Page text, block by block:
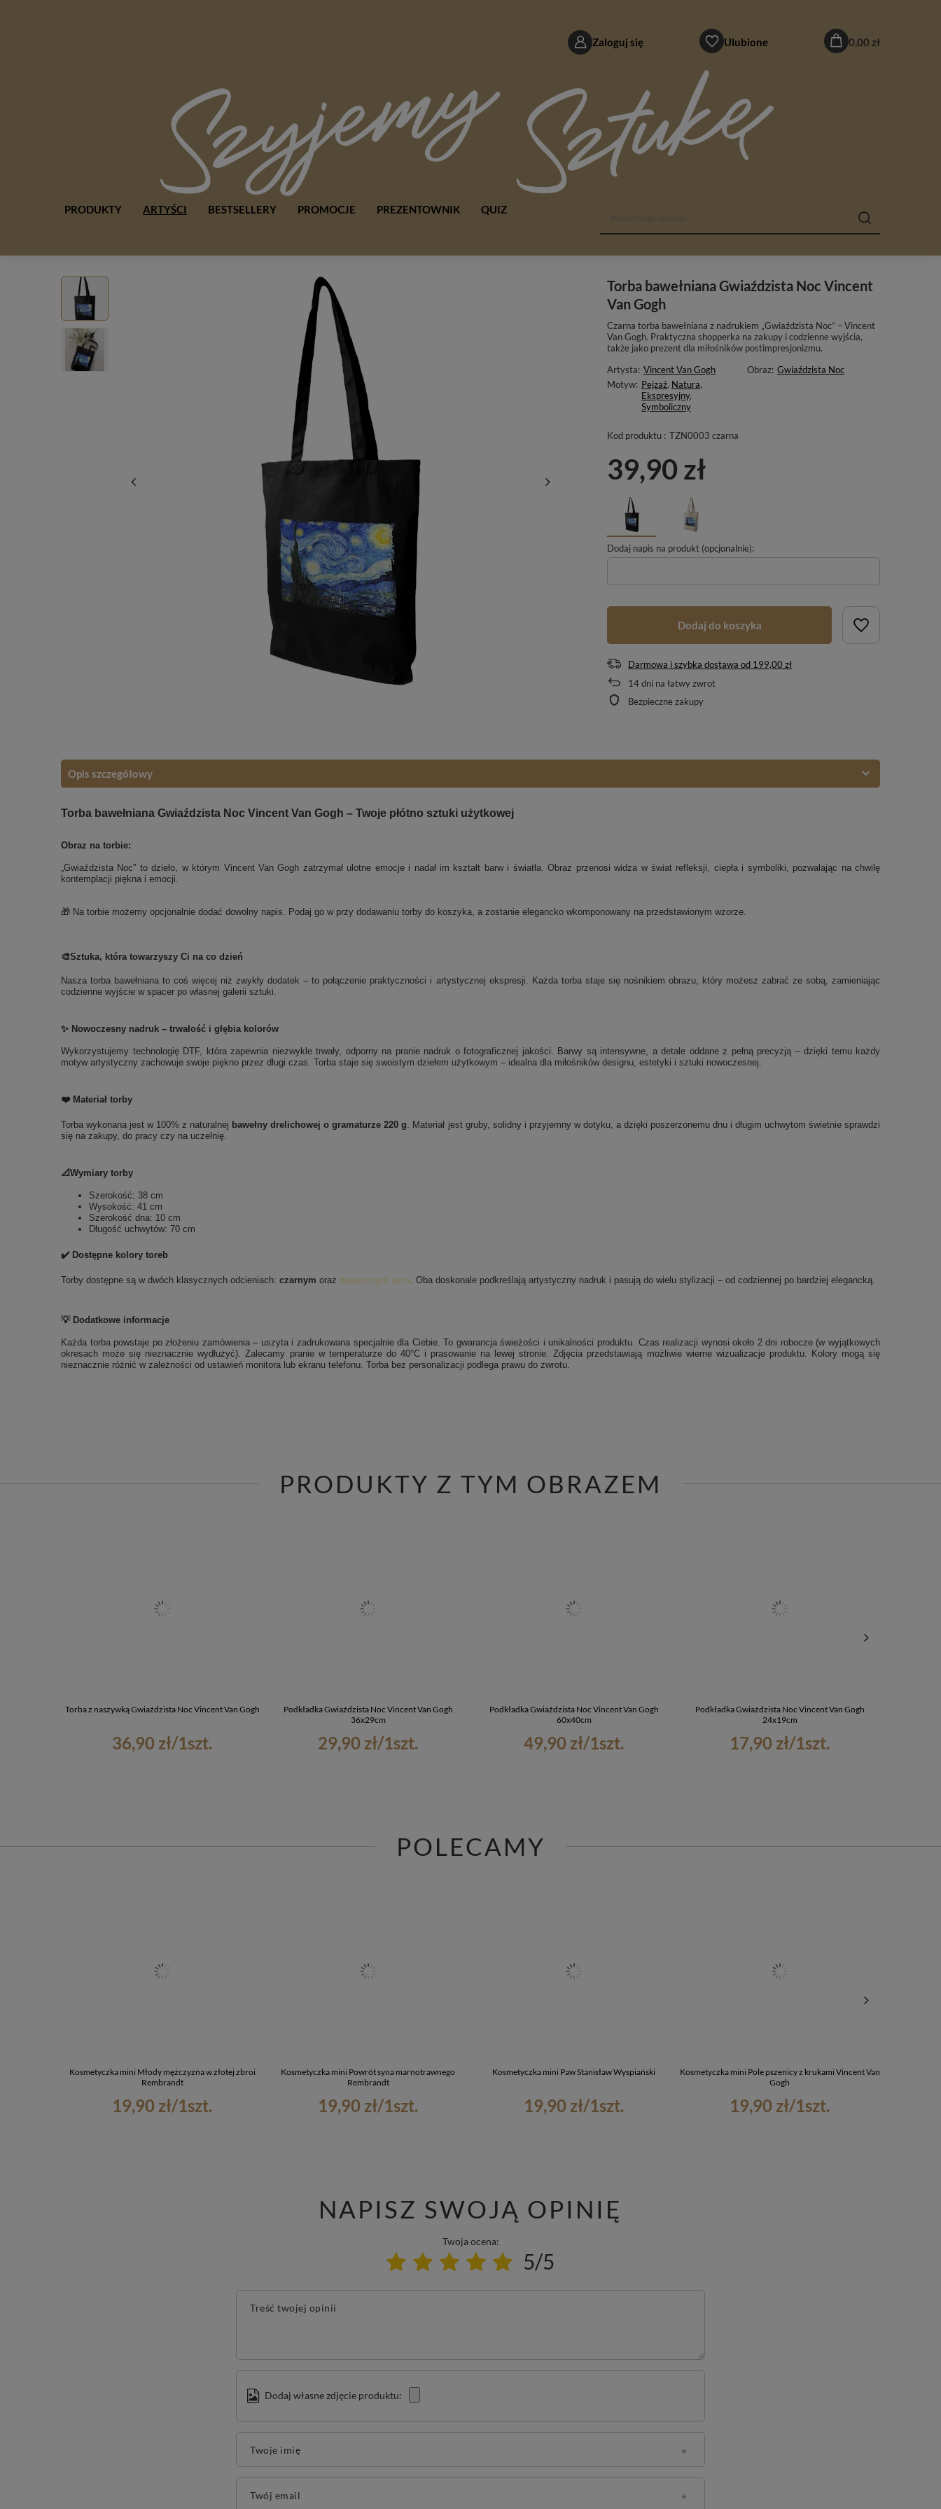
Zaloguj się Ulubione 0,00 zł
PRODUKTY ARTYŚCI BESTSELLERY PROMOCJE PREZENTOWNIK QUIZ
Torba bawełniana Gwiaździsta Noc Vincent
Van Gogh
Czarna torba bawełniana z nadrukiem „Gwiaździsta Noc” – Vincent
Van Gogh. Praktyczna shopperka na zakupy i codzienne wyjścia,
także jako prezent dla miłośników postimpresjonizmu.
Artysta: Vincent Van Gogh Obraz: Gwiaździsta Noc
Motyw: Pejzaż, Natura,
Ekspresyjny,
Symboliczny
Kod produktu : TZN0003 czarna
39,90 zł
Dodaj napis na produkt (opcjonalnie):
Dodaj do koszyka
Darmowa i szybka dostawa od 199,00 zł
14dni na łatwy zwrot
Bezpieczne zakupy
Opis szczegółowy
Torba bawełniana Gwiaździsta Noc Vincent Van Gogh – Twoje płótno sztuki użytkowej
Obraz na torbie:
„Gwiaździsta Noc” to dzieło, w którym Vincent Van Gogh zatrzymał ulotne emocje i nadał im kształt barw i światła. Obraz przenosi widza w świat refleksji, ciepła i symboliki, pozwalając na chwilę
kontemplacji piękna i emocji.
🎁 Na torbie możemy opcjonalnie dodać dowolny napis. Podaj go w przy dodawaniu torby do koszyka, a zostanie elegancko wkomponowany na przedstawionym wzorze.
🎨Sztuka, która towarzyszy Ci na co dzień
Nasza torba bawełniana to coś więcej niż zwykły dodatek – to połączenie praktyczności i artystycznej ekspresji. Każda torba staje się nośnikiem obrazu, który możesz zabrać ze sobą, zamieniając
codzienne wyjście w spacer po własnej galerii sztuki.
✨ Nowoczesny nadruk – trwałość i głębia kolorów
Wykorzystujemy technologię DTF, która zapewnia niezwykle trwały, odporny na pranie nadruk o fotograficznej jakości. Barwy są intensywne, a detale oddane z pełną precyzją – dzięki temu każdy
motyw artystyczny zachowuje swoje piękno przez długi czas. Torba staje się swoistym dziełem użytkowym – idealna dla miłośników designu, estetyki i sztuki nowoczesnej.
❤️ Materiał torby
Torba wykonana jest w 100% z naturalnej bawełny drelichowej o gramaturze 220 g . Materiał jest gruby, solidny i przyjemny w dotyku, a dzięki poszerzonemu dnu i długim uchwytom świetnie sprawdzi
się na zakupy, do pracy czy na uczelnię.
📐Wymiary torby
Szerokość: 38 cm
Wysokość: 41 cm
Szerokość dna: 10 cm
Długość uchwytów: 70 cm
✔️ Dostępne kolory toreb
Torby dostępne są w dwóch klasycznych odcieniach: czarnym oraz naturalnym ecru . Oba doskonale podkreślają artystyczny nadruk i pasują do wielu stylizacji – od codziennej po bardziej elegancką.
💡 Dodatkowe informacje
Każda torba powstaje po złożeniu zamówienia – uszyta i zadrukowana specjalnie dla Ciebie. To gwarancja świeżości i unikalności produktu. Czas realizacji wynosi około 2 dni robocze (w wyjątkowych
okresach może się nieznacznie wydłużyć). Zalecamy pranie w temperaturze do 40°C i prasowanie na lewej stronie. Zdjęcia przedstawiają możliwie wierne wizualizacje produktu. Kolory mogą się
nieznacznie różnić w zależności od ustawień monitora lub ekranu telefonu. Torba bez personalizacji podlega prawu do zwrotu.
PRODUKTY Z TYM OBRAZEM
Torba z naszywką Gwiaździsta Noc Vincent Van Gogh
36,90 zł/1szt.
Podkładka Gwiaździsta Noc Vincent Van Gogh
36x29cm
29,90 zł/1szt.
Podkładka Gwiaździsta Noc Vincent Van Gogh
60x40cm
49,90 zł/1szt.
Podkładka Gwiaździsta Noc Vincent Van Gogh
24x19cm
17,90 zł/1szt.
POLECAMY
Kosmetyczka mini Młody mężczyzna w złotej zbroi
Rembrandt
19,90 zł/1szt.
Kosmetyczka mini Powrót syna marnotrawnego
Rembrandt
19,90 zł/1szt.
Kosmetyczka mini Paw Stanisław Wyspiański
19,90 zł/1szt.
Kosmetyczka mini Pole pszenicy z krukami Vincent Van
Gogh
19,90 zł/1szt.
NAPISZ SWOJĄ OPINIĘ
Twoja ocena:
5/5
Treść twojej opinii
Dodaj własne zdjęcie produktu:
Twoje imię
Twój email